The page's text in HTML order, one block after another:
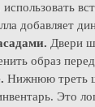
добавляет
Двери
образ
Нижнюю треть
Это